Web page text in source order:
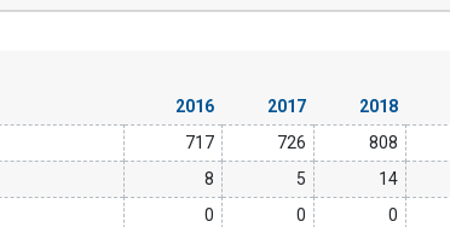
2016 2017 2018
717 726 808
8 5 14
0 0 0